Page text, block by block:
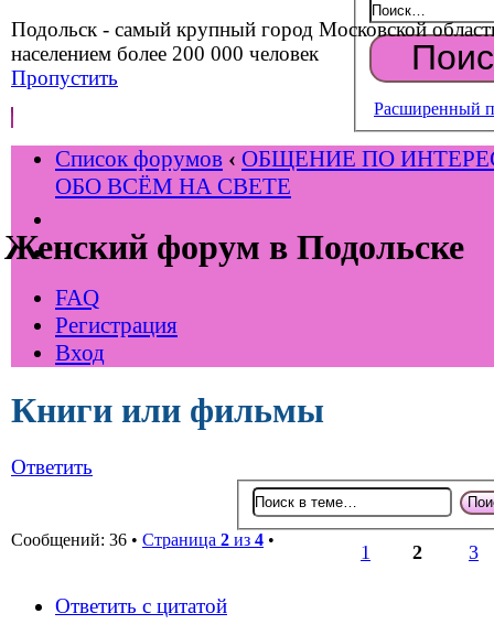
Подольск - самый крупный город Московской
населением более 200 000 человек
Пропустить
Женский форум в Подольске
Расширенный
Список форумов ‹ ОБЩЕНИЕ ПО
ОБО ВСЁМ НА СВЕТЕ
FAQ
Регистрация
Вход
Книги или фильмы
Ответить
Сообщений: 36 • Страница 2 из 4 •
1 2 3
Ответить с цитатой